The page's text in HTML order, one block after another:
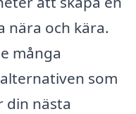
nära och kära.
många
som
din nästa